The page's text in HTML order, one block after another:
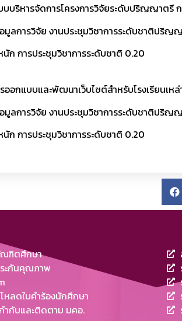
บบริหารจัดการโครงการวิจัยระดับปริญญาต
มูลการวิจัย งานประชุมวิชาการระดับชาติปริ
นัก การประชุมวิชาการระดับชาติ 0.20
ออกแบบและพัฒนาเว็บไซต์สำหรับโรงเรียนเห
มูลการวิจัย งานประชุมวิชาการระดับชาติปริญ
นัก การประชุมวิชาการระดับชาติ 0.20
ฑิตศึกษา
ะกันคุณภาพ
หลดใบคำร้องนักศึกษา
ำกับและติดตาม มคอ.